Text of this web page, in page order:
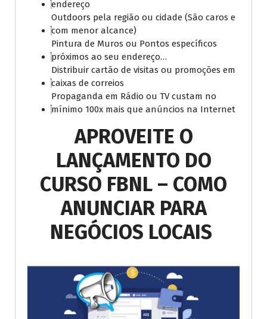
endereço
Outdoors pela região ou cidade (São caros e
com menor alcance)
Pintura de Muros ou Pontos específicos
próximos ao seu endereço…
Distribuir cartão de visitas ou promoções em
caixas de correios
Propaganda em Rádio ou TV custam no
mínimo 100x mais que anúncios na Internet
APROVEITE O
LANÇAMENTO DO
CURSO FBNL – COMO
ANUNCIAR PARA
NEGÓCIOS LOCAIS